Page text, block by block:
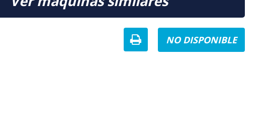
NO DISPONIBLE